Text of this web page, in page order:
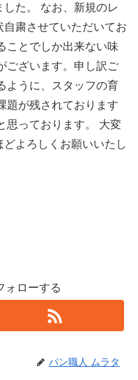
た。 なお、新規のレ
粛させていただいてお
ことでしか出来ない味
ございます。申し訳ご
ように、スタッフの育
題が残されております
思っております。 大変
よろしくお願いいたし
ォローする
パン職人 ムラタ